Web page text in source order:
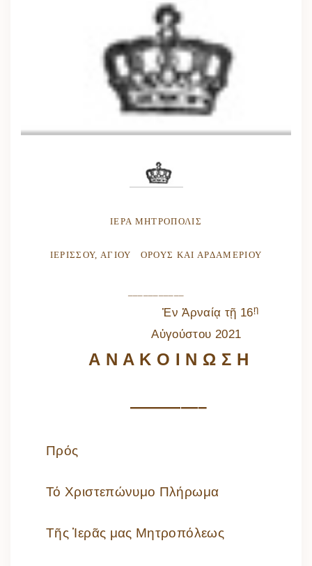
ΙΕΡΑ ΜΗΤΡΟΠΟΛΙΣ
ΙΕΡΙΣΣΟΥ, ΑΓΙΟΥ ΟΡΟΥΣ ΚΑΙ ΑΡΔΑΜΕΡΙΟΥ
Ἐν Ἀρναίᾳ τῇ 16ῃ
Αὐγούστου 2021
Α Ν Α Κ Ο Ι Ν Ω Σ Η
————–
Πρός
Τό Χριστεπώνυμο Πλήρωμα
Τῆς Ἱερᾶς μας Μητροπόλεως